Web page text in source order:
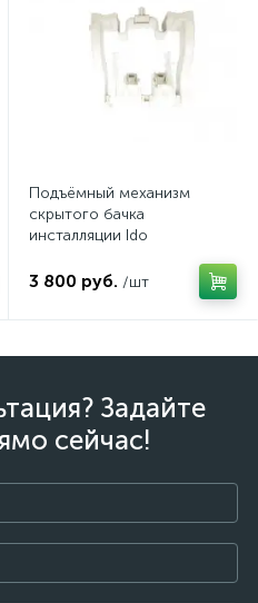
Подъёмный механизм
скрытого бачка
инсталляции Ido
3 800 руб. /шт
Задайте
сейчас!